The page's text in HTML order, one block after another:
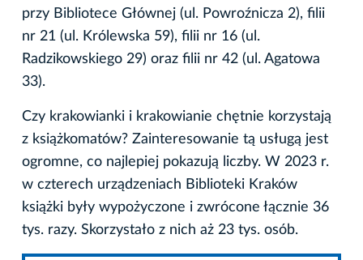
przy Bibliotece Głównej (ul. Powroźnicza 2), filii
nr 21 (ul. Królewska 59), filii nr 16 (ul.
Radzikowskiego 29) oraz filii nr 42 (ul. Agatowa
33).
Czy krakowianki i krakowianie chętnie korzystają
z książkomatów? Zainteresowanie tą usługą jest
ogromne, co najlepiej pokazują liczby. W 2023 r.
w czterech urządzeniach Biblioteki Kraków
książki były wypożyczone i zwrócone łącznie 36
tys. razy. Skorzystało z nich aż 23 tys. osób.